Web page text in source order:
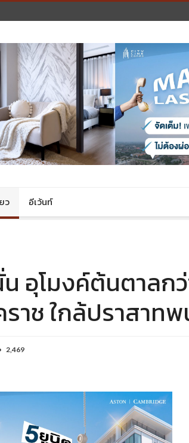
ว อีเว้นท์
อุโมงค์ต้นตาลก
ราช ใกล้ปราสาท
2,469